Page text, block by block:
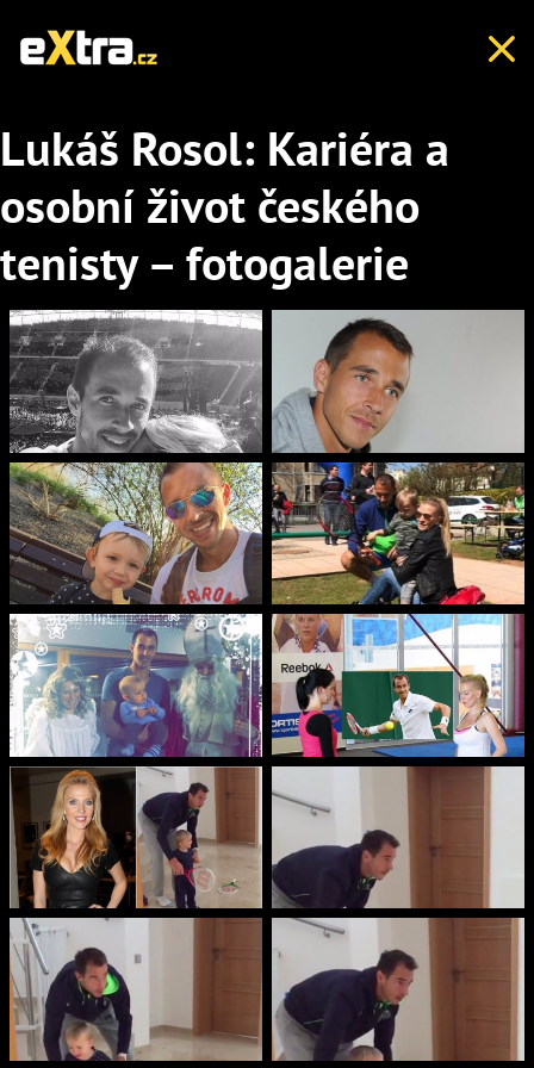
Lukáš Rosol: Kariéra a
osobní život českého
tenisty – fotogalerie